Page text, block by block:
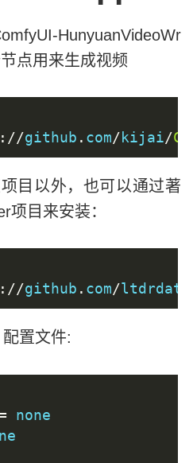
HunyuanVideoWr
点用来生成视频
://github . com/kijai/
目以外，也可以通过著
项目来安装：
://github . com/ltdrdata
置文件:
none